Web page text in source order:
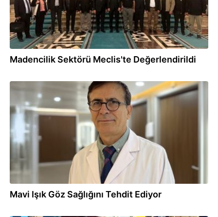
Madencilik Sektörü Meclis'te Değerlendirildi
30.09.2025
Mavi Işık Göz Sağlığını Tehdit Ediyor